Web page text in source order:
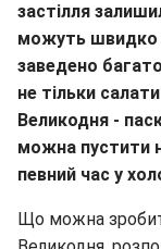
застілля
можуть швидко
заведено
не тільки
Великодня -
можна пустити
певний час у
Що можна